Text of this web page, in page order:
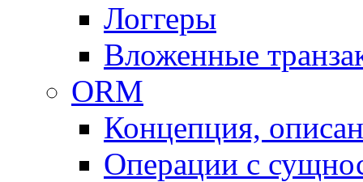
Логгеры
Вложенные
ORM
Концепция,
Операции с